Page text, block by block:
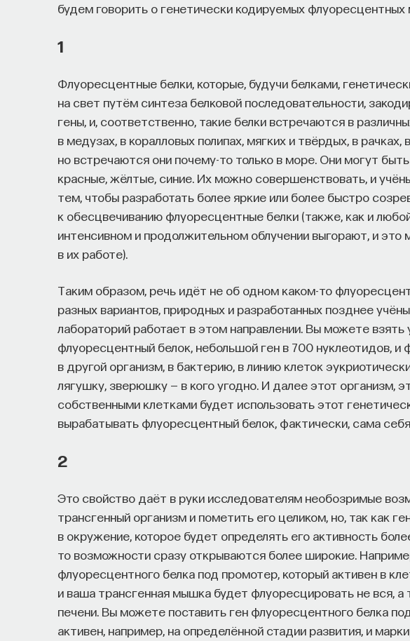
будем говорить о генетически кодируемых флуоресцентных
1
Флуоресцентные белки, которые, будучи белками,
на свет путём синтеза белковой последовательности,
гены, и, соответственно, такие белки встречаются в
в медузах, в коралловых полипах, мягких и твёрдых, в рачках,
но встречаются они почему-то только в море. Они могут
красные, жёлтые, синие. Их можно совершенствовать, и
тем, чтобы разработать более яркие или более быстро
к обесцвечиванию флуоресцентные белки (также, как и
интенсивном и продолжительном облучении выгорают, и
в их работе).
Таким образом, речь идёт не об одном каком-то
разных вариантов, природных и разработанных позднее
лабораторий работает в этом направлении. Вы можете
флуоресцентный белок, небольшой ген в 700 нуклеотидов, и
в другой организм, в бактерию, в линию клеток
лягушку, зверюшку — в кого угодно. И далее этот организм,
собственными клетками будет использовать этот
вырабатывать флуоресцентный белок, фактически, сама
2
Это свойство даёт в руки исследователям необозримые
трансгенный организм и пометить его целиком, но, так как
в окружение, которое будет определять его активность
то возможности сразу открываются более широкие.
флуоресцентного белка под промотер, который активен в
и ваша трансгенная мышка будет флуоресцировать не вся, а
печени. Вы можете поставить ген флуоресцентного белка
активен, например, на определённой стадии развития, и